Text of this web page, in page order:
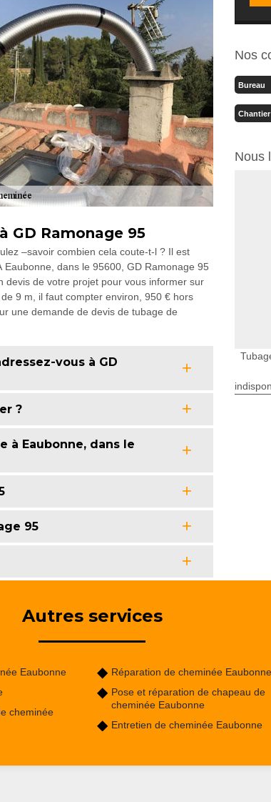
GD Ramonage 95
–savoir combien cela coute-t-l ? Il est
dans le 95600, GD Ramonage 95
devis de votre projet pour vous informer sur
9 m, il faut compter environ, 950 € hors
une demande de devis de tubage de
vous à GD
?
à Eaubonne, dans le
95
Nos
Bureau
Chantier
Nous
Autres services
Eaubonne
cheminée
Réparation de cheminée Eaubonne
Pose et réparation de chapeau de
cheminée Eaubonne
Entretien de cheminée Eaubonne